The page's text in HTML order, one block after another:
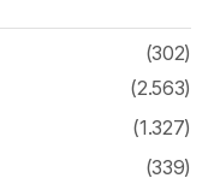
(302)
(2.563)
(1.327)
(339)